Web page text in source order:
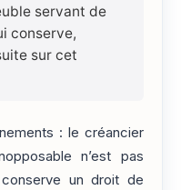
servant de
conserve,
sur cet
: le créancier
n’est pas
un droit de